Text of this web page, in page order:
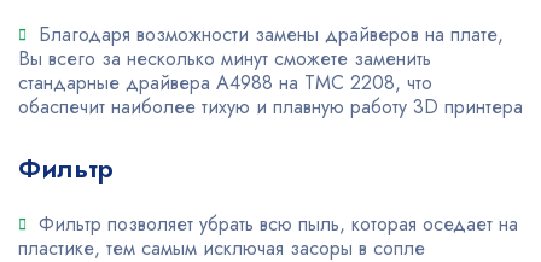
Благодаря возможности замены драйверов на плате,
Вы всего за несколько минут сможете заменить
стандарные драйвера A4988 на TMC 2208, что
обаспечит наиболее тихую и плавную работу 3D принтера
Фильтр
Фильтр позволяет убрать всю пыль, которая оседает на
пластике, тем самым исключая засоры в сопле